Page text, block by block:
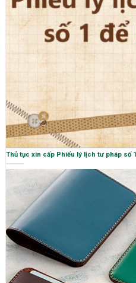
Thủ tục xin cấp Phiếu lý lịch tư pháp số 1